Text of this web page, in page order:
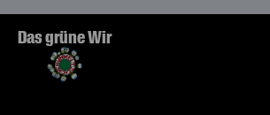
Das grüne Wir